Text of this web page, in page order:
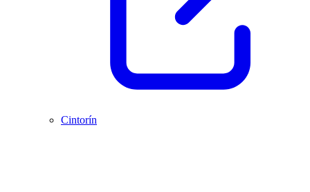
Cintorín